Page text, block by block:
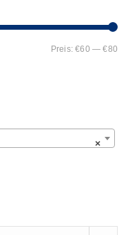
Preis:€60 —€80
×